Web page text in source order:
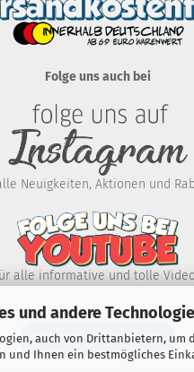
und andere
auch von Drittanbietern,
und Ihnen ein bestmögliches
Folge uns auch bei
Neuigkeiten, Aktionen und
alle informative und tolle
WIDERRUF ERKLÄREN